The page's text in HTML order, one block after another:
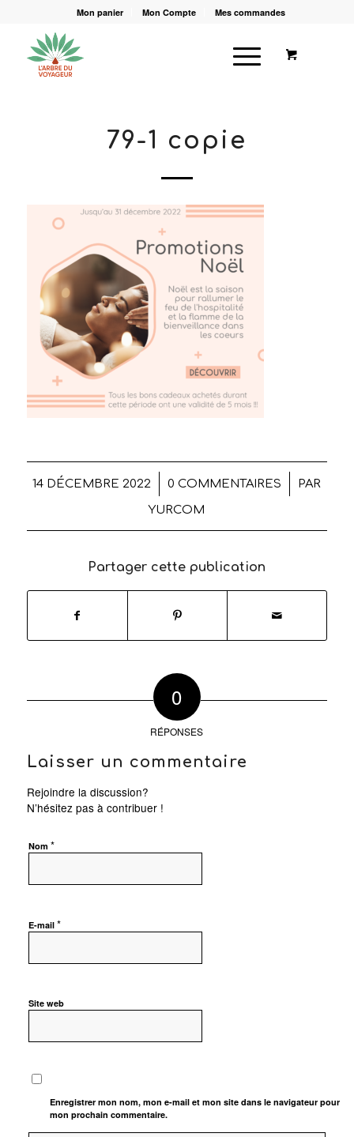
Mon panier Mon Compte Mes commandes
79-1 copie
14 DÉCEMBRE 2022
/ 0 COMMENTAIRES
/ PAR
YURCOM
Partager cette publication
0
RÉPONSES
Laisser un commentaire
Rejoindre la discussion?
N’hésitez pas à contribuer !
Nom *
E-mail *
Site web
Enregistrer mon nom, mon e-mail et mon site dans le navigateur pour
mon prochain commentaire.